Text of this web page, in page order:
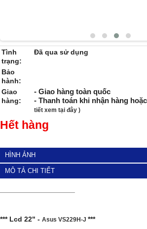
Tình
trạng:
Đã qua sử dụng
Bảo
hành:
Giao
hàng:
- Giao hàng toàn quốc
- Thanh toán khi nhận hàng
tiết xem tại đây )
Hết hàng
HÌNH ẢNH
MÔ TẢ CHI TIẾT
*** Lcd 22" - Asus VS229H-J ***